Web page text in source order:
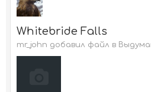
Whitebride Falls
mr_john добавил файл в